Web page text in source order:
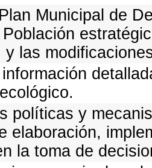
Municipal de
y las
políticas y
elaboración,
la toma de